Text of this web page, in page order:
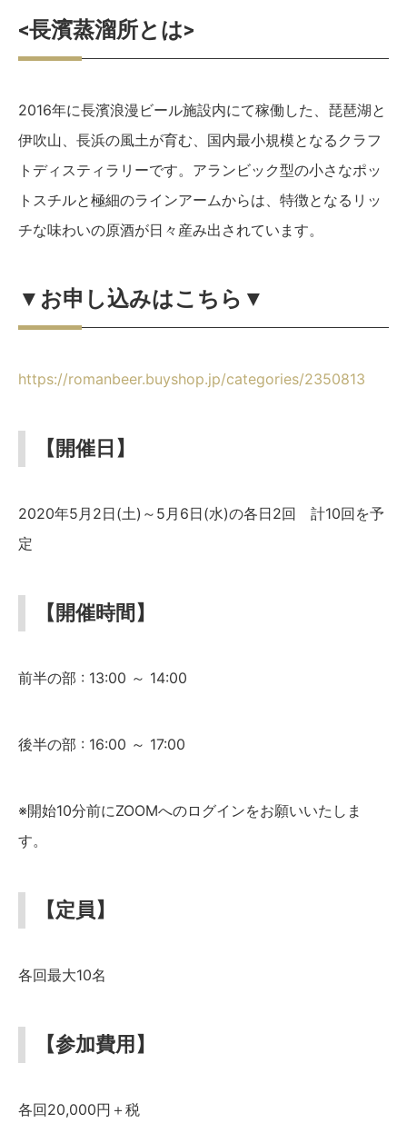
<長濱蒸溜所とは>
2016年に長濱浪漫ビール施設内にて稼働した、琵琶湖と
伊吹山、長浜の風土が育む、国内最小規模となるクラフ
トディスティラリーです。アランビック型の小さなポッ
トスチルと極細のラインアームからは、特徴となるリッ
チな味わいの原酒が日々産み出されています。
▼お申し込みはこちら▼
https://romanbeer.buyshop.jp/categories/2350813
【開催日】
2020年5月2日(土)～5月6日(水)の各日2回 計10回を予
定
【開催時間】
前半の部 : 13:00 ～ 14:00
後半の部 : 16:00 ～ 17:00
※開始10分前にZOOMへのログインをお願いいたしま
す。
【定員】
各回最大10名
【参加費用】
各回20,000円＋税